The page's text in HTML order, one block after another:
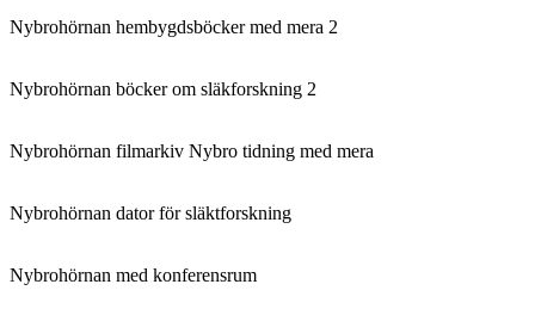
Nybrohörnan hembygdsböcker med mera 2
Nybrohörnan böcker om släkforskning 2
Nybrohörnan filmarkiv Nybro tidning med mera
Nybrohörnan dator för släktforskning
Nybrohörnan med konferensrum